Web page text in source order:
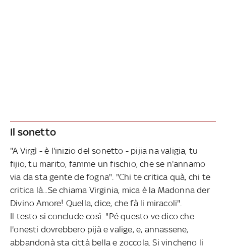
Il sonetto
"A Virgì - è l'inizio del sonetto - pijia na valigia, tu
fijio, tu marito, famme un fischio, che se n'annamo
via da sta gente de fogna". "Chi te critica quà, chi te
critica là...Se chiama Virginia, mica è la Madonna der
Divino Amore! Quella, dice, che fà li miracoli".
Il testo si conclude così: "Pé questo ve dico che
l'onesti dovrebbero pijà e valige, e, annassene,
abbandonà sta città bella e zoccola. Si vincheno li